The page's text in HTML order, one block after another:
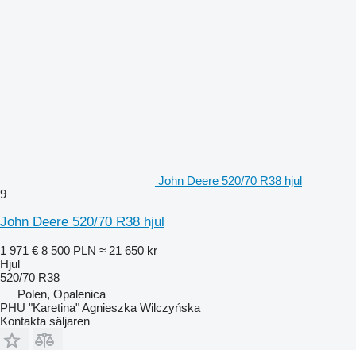
John Deere 520/70 R38 hjul
9
John Deere 520/70 R38 hjul
1 971 € 8 500 PLN ≈ 21 650 kr
Hjul
520/70 R38
Polen, Opalenica
PHU "Karetina" Agnieszka Wilczyńska
Kontakta säljaren